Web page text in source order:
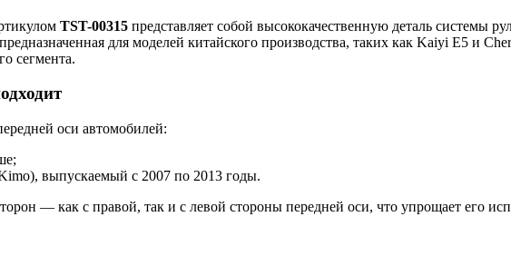
TST-00315 представляет собой высококачественную деталь системы
для моделей китайского производства, таких как Kaiyi E5 и
сегмента.
оси автомобилей:
выпускаемый с 2007 по 2013 годы.
— как с правой, так и с левой стороны передней оси, что упрощает его